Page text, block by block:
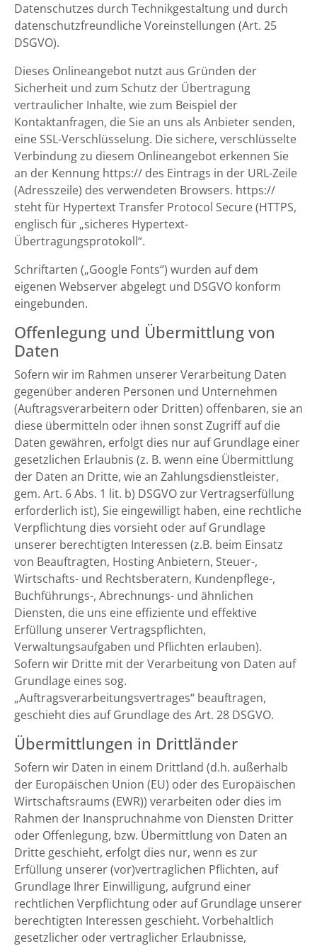
Datenschutzes durch Technikgestaltung und durch
datenschutzfreundliche Voreinstellungen (Art. 25
DSGVO).
Dieses Onlineangebot nutzt aus Gründen der
Sicherheit und zum Schutz der Übertragung
vertraulicher Inhalte, wie zum Beispiel der
Kontaktanfragen, die Sie an uns als Anbieter senden,
eine SSL-Verschlüsselung. Die sichere, verschlüsselte
Verbindung zu diesem Onlineangebot erkennen Sie
an der Kennung https:// des Eintrags in der URL-Zeile
(Adresszeile) des verwendeten Browsers. https://
steht für Hypertext Transfer Protocol Secure (HTTPS,
englisch für „sicheres Hypertext-
Übertragungsprotokoll“.
Schriftarten („Google Fonts“) wurden auf dem
eigenen Webserver abgelegt und DSGVO konform
eingebunden.
Offenlegung und Übermittlung von
Daten
Sofern wir im Rahmen unserer Verarbeitung Daten
gegenüber anderen Personen und Unternehmen
(Auftragsverarbeitern oder Dritten) offenbaren, sie an
diese übermitteln oder ihnen sonst Zugriff auf die
Daten gewähren, erfolgt dies nur auf Grundlage einer
gesetzlichen Erlaubnis (z. B. wenn eine Übermittlung
der Daten an Dritte, wie an Zahlungsdienstleister,
gem. Art. 6 Abs. 1 lit. b) DSGVO zur Vertragserfüllung
erforderlich ist), Sie eingewilligt haben, eine rechtliche
Verpflichtung dies vorsieht oder auf Grundlage
unserer berechtigten Interessen (z.B. beim Einsatz
von Beauftragten, Hosting Anbietern, Steuer-,
Wirtschafts- und Rechtsberatern, Kundenpflege-,
Buchführungs-, Abrechnungs- und ähnlichen
Diensten, die uns eine effiziente und effektive
Erfüllung unserer Vertragspflichten,
Verwaltungsaufgaben und Pflichten erlauben).
Sofern wir Dritte mit der Verarbeitung von Daten auf
Grundlage eines sog.
„Auftragsverarbeitungsvertrages“ beauftragen,
geschieht dies auf Grundlage des Art. 28 DSGVO.
Übermittlungen in Drittländer
Sofern wir Daten in einem Drittland (d.h. außerhalb
der Europäischen Union (EU) oder des Europäischen
Wirtschaftsraums (EWR)) verarbeiten oder dies im
Rahmen der Inanspruchnahme von Diensten Dritter
oder Offenlegung, bzw. Übermittlung von Daten an
Dritte geschieht, erfolgt dies nur, wenn es zur
Erfüllung unserer (vor)vertraglichen Pflichten, auf
Grundlage Ihrer Einwilligung, aufgrund einer
rechtlichen Verpflichtung oder auf Grundlage unserer
berechtigten Interessen geschieht. Vorbehaltlich
gesetzlicher oder vertraglicher Erlaubnisse,